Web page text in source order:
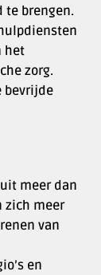
te brengen.
het
zorg.
bevrijde
meer dan
zich meer
van
en